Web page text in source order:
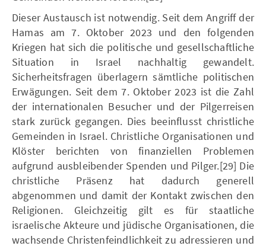
Dieser Austausch ist notwendig. Seit dem Angriff der
Hamas am 7. Oktober 2023 und den folgenden
Kriegen hat sich die politische und gesellschaftliche
Situation in Israel nachhaltig gewandelt.
Sicherheitsfragen überlagern sämtliche politischen
Erwägungen. Seit dem 7. Oktober 2023 ist die Zahl
der internationalen Besucher und der Pilgerreisen
stark zurück gegangen. Dies beeinflusst christliche
Gemeinden in Israel. Christliche Organisationen und
Klöster berichten von finanziellen Problemen
aufgrund ausbleibender Spenden und Pilger.[29] Die
christliche Präsenz hat dadurch generell
abgenommen und damit der Kontakt zwischen den
Religionen. Gleichzeitig gilt es für staatliche
israelische Akteure und jüdische Organisationen, die
wachsende Christenfeindlichkeit zu adressieren und